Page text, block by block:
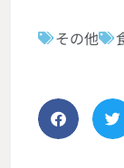
その他